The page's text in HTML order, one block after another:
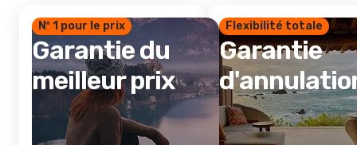
Nº 1 pour le prix
Garantie du
meilleur prix
Flexibilité totale
Garantie